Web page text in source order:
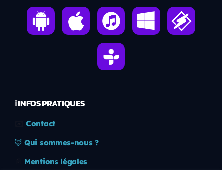
ℹ️ INFOS PRATIQUES
Contact
🦊 Qui sommes-nous ?
Mentions légales